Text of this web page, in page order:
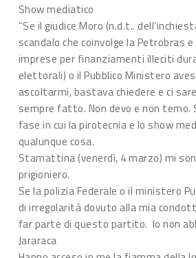
Show mediatico
“Se il giudice Moro (n.d.t..
scandalo che coinvolge la Petrobras
imprese per finanziamenti illeciti
elettorali) o il Pubblico Ministero
ascoltarmi, bastava chiedere e ci
sempre fatto. Non devo e non temo.
fase in cui la pirotecnia e lo show
qualunque cosa.
Stamattina (venerdì, 4 marzo) mi
prigioniero.
Se la polizia Federale o il ministero
di irregolarità dovuto alla mia
far parte di questo partito. Io non
Jararaca